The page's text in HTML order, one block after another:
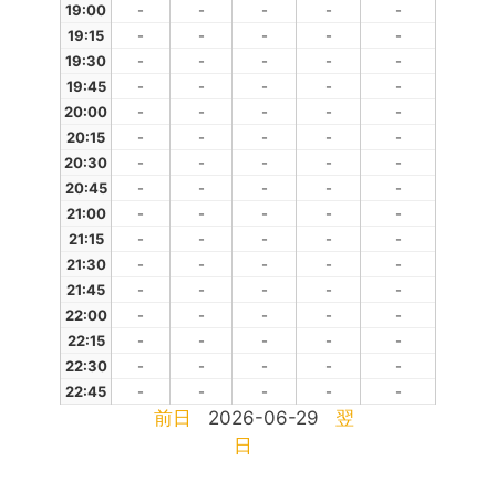
19:00
- - - -
-
19:15
- - - -
-
19:30
- - - -
-
19:45
- - - -
-
20:00
- - - -
-
20:15
- - - -
-
20:30
- - - -
-
20:45
- - - -
-
21:00
- - - -
-
21:15
- - - -
-
21:30
- - - -
-
21:45
- - - -
-
22:00
- - - -
-
22:15
- - - -
-
22:30
- - - -
-
22:45
- - - - -
前日 2026-06-29
翌
日